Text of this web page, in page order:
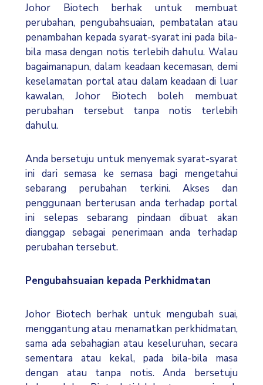
Johor Biotech berhak untuk membuat
perubahan, pengubahsuaian, pembatalan atau
penambahan kepada syarat-syarat ini pada bila-
bila masa dengan notis terlebih dahulu. Walau
bagaimanapun, dalam keadaan kecemasan, demi
keselamatan portal atau dalam keadaan di luar
kawalan, Johor Biotech boleh membuat
perubahan tersebut tanpa notis terlebih
dahulu.
Anda bersetuju untuk menyemak syarat-syarat
ini dari semasa ke semasa bagi mengetahui
sebarang perubahan terkini. Akses dan
penggunaan berterusan anda terhadap portal
ini selepas sebarang pindaan dibuat akan
dianggap sebagai penerimaan anda terhadap
perubahan tersebut.
Pengubahsuaian kepada Perkhidmatan
Johor Biotech berhak untuk mengubah suai,
menggantung atau menamatkan perkhidmatan,
sama ada sebahagian atau keseluruhan, secara
sementara atau kekal, pada bila-bila masa
dengan atau tanpa notis. Anda bersetuju